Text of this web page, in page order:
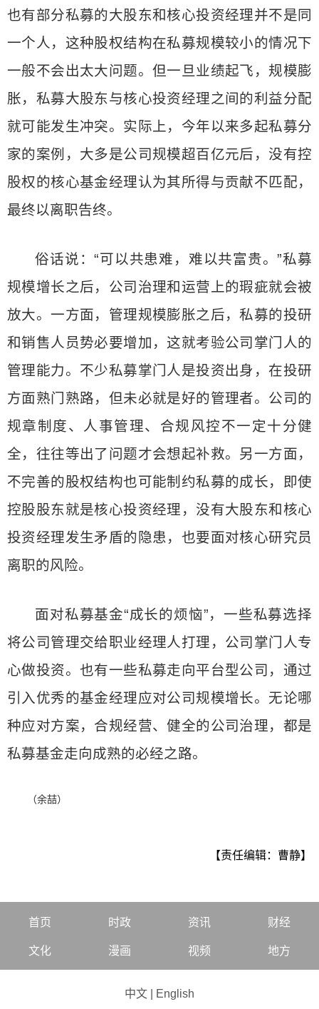
也有部分私募的大股东和核心投资经理并不是同
一个人，这种股权结构在私募规模较小的情况下
一般不会出太大问题。但一旦业绩起飞，规模膨
胀，私募大股东与核心投资经理之间的利益分配
就可能发生冲突。实际上，今年以来多起私募分
家的案例，大多是公司规模超百亿元后，没有控
股权的核心基金经理认为其所得与贡献不匹配，
最终以离职告终。
俗话说：“可以共患难，难以共富贵。”私募
规模增长之后，公司治理和运营上的瑕疵就会被
放大。一方面，管理规模膨胀之后，私募的投研
和销售人员势必要增加，这就考验公司掌门人的
管理能力。不少私募掌门人是投资出身，在投研
方面熟门熟路，但未必就是好的管理者。公司的
规章制度、人事管理、合规风控不一定十分健
全，往往等出了问题才会想起补救。另一方面，
不完善的股权结构也可能制约私募的成长，即使
控股股东就是核心投资经理，没有大股东和核心
投资经理发生矛盾的隐患，也要面对核心研究员
离职的风险。
面对私募基金“成长的烦恼”，一些私募选择
将公司管理交给职业经理人打理，公司掌门人专
心做投资。也有一些私募走向平台型公司，通过
引入优秀的基金经理应对公司规模增长。无论哪
种应对方案，合规经营、健全的公司治理，都是
私募基金走向成熟的必经之路。
（余喆）
【责任编辑：曹静】
首页 时政 资讯 财经
文化 漫画 视频 地方
中文 English